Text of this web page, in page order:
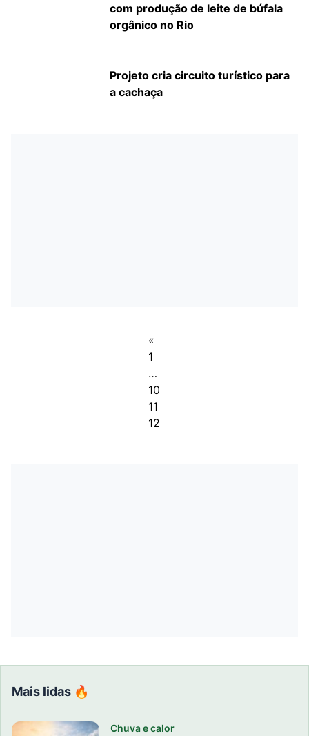
com produção de leite de búfala
orgânico no Rio
Projeto cria circuito turístico para
a cachaça
«
1
…
10
11
12
Mais lidas 🔥
Chuva e calor